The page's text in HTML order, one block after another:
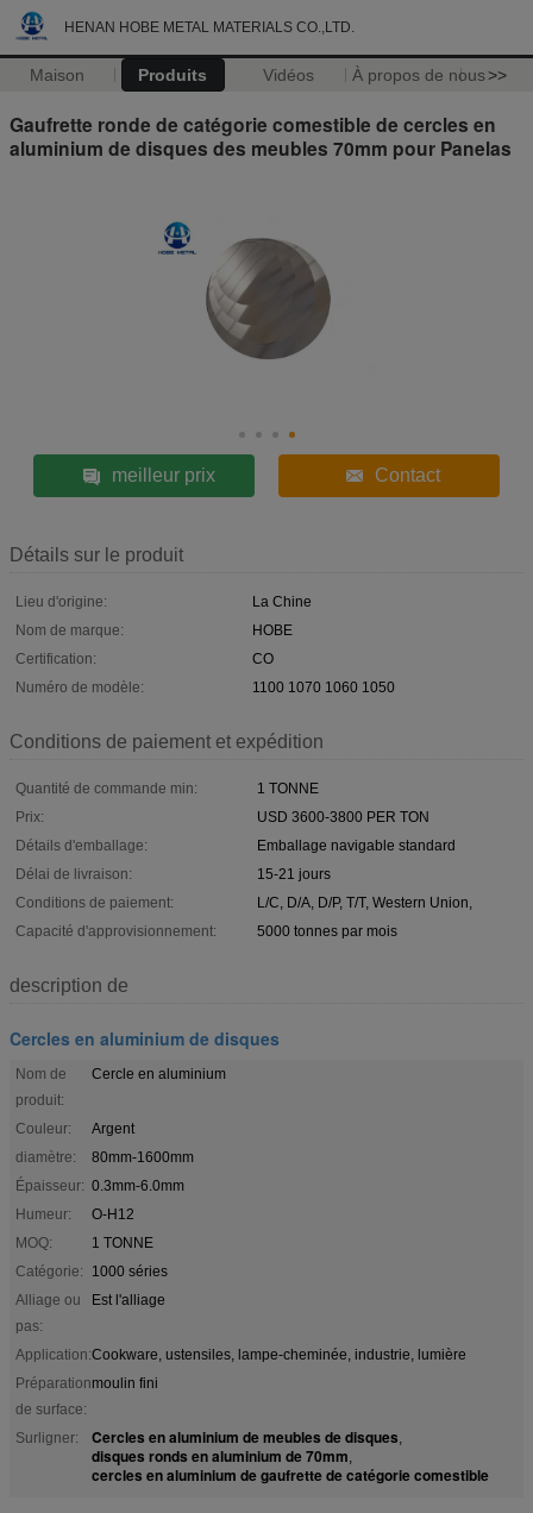
HENAN HOBE METAL MATERIALS CO.,LTD.
Maison Produits Vidéos À propos de nous>>
Gaufrette ronde de catégorie comestible de cercles en
aluminium de disques des meubles 70mm pour Panelas
meilleur prix Contact
Détails sur le produit
Lieu d'origine:
La Chine
Nom de marque:
HOBE
Certification:
CO
Numéro de modèle:
1100 1070 1060 1050
Conditions de paiement et expédition
Quantité de commande min:
1 TONNE
Prix:
USD 3600-3800 PER TON
Détails d'emballage:
Emballage navigable standard
Délai de livraison:
15-21 jours
Conditions de paiement:
L/C, D/A, D/P, T/T, Western Union,
Capacité d'approvisionnement:
5000 tonnes par mois
description de
Cercles en aluminium de disques
Nom de
produit:
Cercle en aluminium
Couleur:
Argent
diamètre:
80mm-1600mm
Épaisseur: 0.3mm-6.0mm
Humeur:
O-H12
MOQ:
1 TONNE
Catégorie:
1000 séries
Alliage ou
pas:
Est l'alliage
Application:Cookware, ustensiles, lampe-cheminée, industrie, lumière
Préparation
de surface:
moulin fini
Surligner: Cercles en aluminium de meubles de disques,
disques ronds en aluminium de 70mm,
cercles en aluminium de gaufrette de catégorie comestible